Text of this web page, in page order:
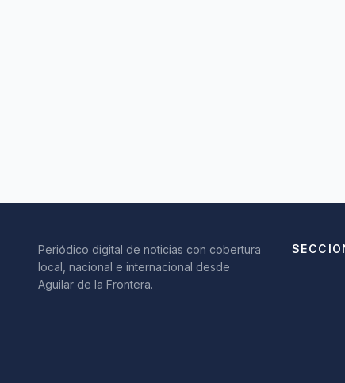
Periódico digital de noticias con cobertura
local, nacional e internacional desde
Aguilar de la Frontera.